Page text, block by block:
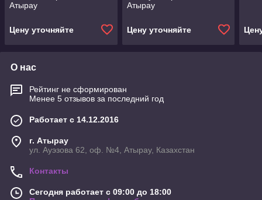
Атырау
Цену уточняйте
Атырау
Цену уточняйте
О нас
Рейтинг не сформирован
Менее 5 отзывов за последний год
Работает с 14.12.2016
г. Атырау
ул. Ауэзова 62, оф. №4, Атырау, Казахстан
Контакты
Сегодня работает с 09:00 до 18:00